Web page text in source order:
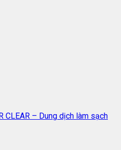
CLEAR – Dung dịch làm sạch